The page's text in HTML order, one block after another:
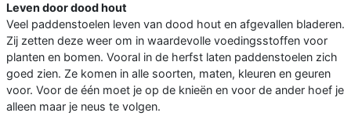
Leven door dood hout
Veel paddenstoelen leven van dood hout en afgevallen bladeren.
Zij zetten deze weer om in waardevolle voedingsstoffen voor
planten en bomen. Vooral in de herfst laten paddenstoelen zich
goed zien. Ze komen in alle soorten, maten, kleuren en geuren
voor. Voor de één moet je op de knieën en voor de ander hoef je
alleen maar je neus te volgen.